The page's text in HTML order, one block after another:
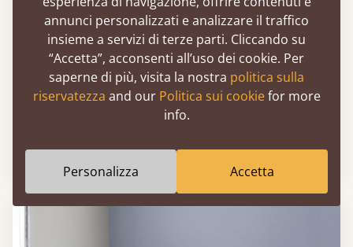
Letto Piattaforma con Contenitore in Stile
Giapponese (Senza Testiera)
annunci personalizzati e analizzare il traffico
insieme a servizi di terze parti. Cliccando su
“Accetta”, acconsenti all’uso dei cookie. Per
saperne di più, visita la nostra politica sulla
riservatezza and our Politica sui cookiefor more
info.
Personalizza Accetta